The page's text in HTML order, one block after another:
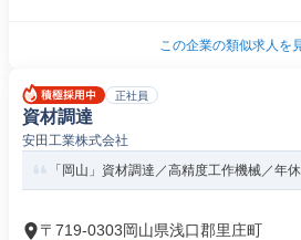
この企業の類似求人を
正社員
資材調達
安田工業株式会社
「岡山」資材調達／高精度工作機械／年
〒719-0303岡山県浅口郡里庄町